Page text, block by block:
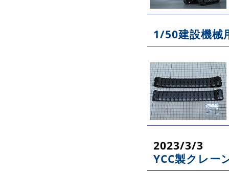
1/50建設機械
2023/3/3
YCC製クレー